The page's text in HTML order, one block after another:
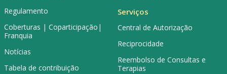
Regulamento
Coberturas | Coparticipação|
Franquia
Notícias
Tabela de contribuição
Serviços
Central de Autorização
Reciprocidade
Reembolso de Consultas e
Terapias